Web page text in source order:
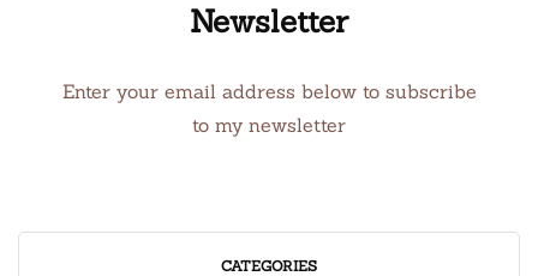
Newsletter
Enter your email address below to subscribe
to my newsletter
CATEGORIES